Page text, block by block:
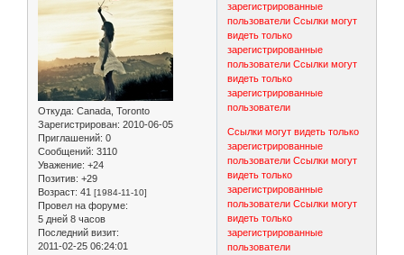
Откуда: Canada, Toronto
Зарегистрирован: 2010-06-05
Приглашений: 0
Сообщений: 3110
Уважение: +24
Позитив: +29
Возраст: 41 [1984-11-10]
Провел на форуме:
5 дней 8 часов
Последний визит:
2011-02-25 06:24:01
зарегистрированные
пользователи Ссылки могут
видеть только
зарегистрированные
пользователи Ссылки могут
видеть только
зарегистрированные
пользователи
Ссылки могут видеть только
зарегистрированные
пользователи Ссылки могут
видеть только
зарегистрированные
пользователи Ссылки могут
видеть только
зарегистрированные
пользователи